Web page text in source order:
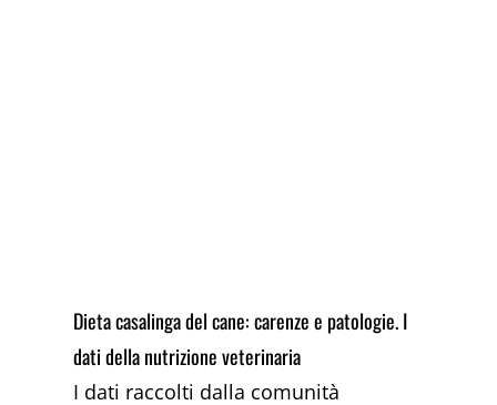
Dieta casalinga del cane: carenze e patologie. I
dati della nutrizione veterinaria
I dati raccolti dalla comunità